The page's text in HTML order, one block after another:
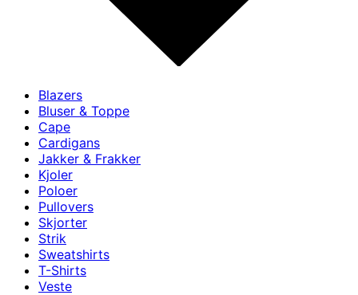
Blazers
Bluser & Toppe
Cape
Cardigans
Jakker & Frakker
Kjoler
Poloer
Pullovers
Skjorter
Strik
Sweatshirts
T-Shirts
Veste